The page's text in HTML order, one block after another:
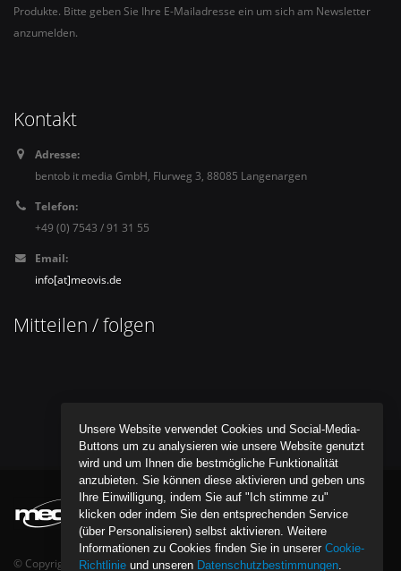
Produkte. Bitte geben Sie Ihre E-Mailadresse ein um sich am Newsletter
anzumelden.
Kontakt
Adresse:
bentob it media GmbH, Flurweg 3, 88085 Langenargen
Telefon:
+49 (0) 7543 / 91 31 55
Email:
info[at]meovis.de
Mitteilen / folgen
© Copyright bentob it media GmbH - All Rights Reserved.
Unsere Website verwendet Cookies und Social-Media-
Buttons um zu analysieren wie unsere Website genutzt
wird und um Ihnen die bestmögliche Funktionalität
anzubieten. Sie können diese aktivieren und geben uns
Ihre Einwilligung, indem Sie auf "Ich stimme zu"
klicken oder indem Sie den entsprechenden Service
(über Personalisieren) selbst aktivieren. Weitere
Informationen zu Cookies finden Sie in unserer Cookie-
Richtlinie und unseren Datenschutzbestimmungen.